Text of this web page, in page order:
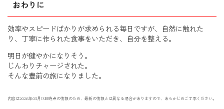
おわりに
効率やスピードばかりが求められる毎日ですが、自然に触れた
り、丁寧に作られた食事をいただき、自分を整える。
明日が健やかになりそう。
じんわりチャージされた。
そんな豊前の旅になりました。
内容は2026年03月13日時点の情報のため、最新の情報とは異なる場合がありますので、あらかじめご了承ください。